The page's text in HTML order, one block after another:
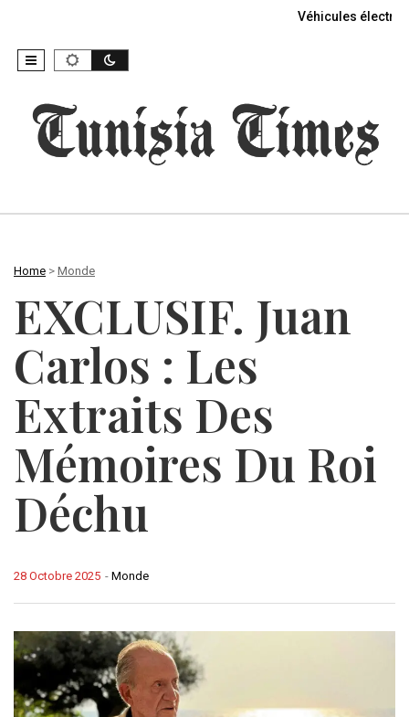
Véhicules
Home > Monde
EXCLUSIF. Juan
Carlos : Les
Extraits Des
Mémoires Du Roi
Déchu
- Monde
28 Octobre 2025